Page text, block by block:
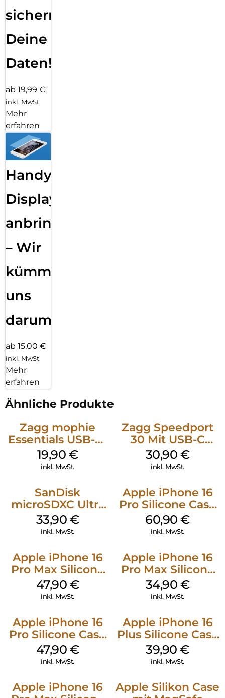
sichern
Deine
Daten!
ab 19,99 €
inkl. MwSt.
Mehr
erfahren
Handy
Displayfolie
anbringen
– Wir
kümmern
uns
darum!
ab 15,00 €
inkl. MwSt.
Mehr
erfahren
Ähnliche Produkte
Zagg mophie
Essentials USB-C-
20W Charger PD
Weiß
19,90 €
inkl. MwSt.
Zagg Speedport
30 Mit USB-C
Kabel Weiß
30,90 €
inkl. MwSt.
SanDisk
microSDXC Ultra
128 GB + Adapter
Mobile
33,90 €
inkl. MwSt.
Apple iPhone 16
Pro Silicone Case
MagSafe Stone
Gray
60,90€
inkl. MwSt.
Apple iPhone 16
Pro Max Silicone
Case MagSafe
Black
47,90 €
inkl. MwSt.
Apple iPhone 16
Pro Max Silicone
Case MagSafe
Denim
34,90 €
inkl. MwSt.
Apple iPhone 16
Pro Silicone Case
MagSafe Denim
47,90 €
inkl. MwSt.
Apple iPhone 16
Plus Silicone Case
MagSafe Plum
39,90€
inkl. MwSt.
Apple iPhone 16
Apple Silikon Case